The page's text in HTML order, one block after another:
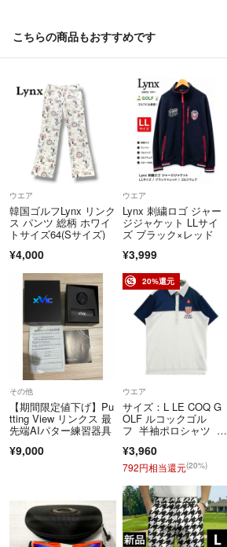
こちらの商品もおすすめです
ウエア
韓国ゴルフLynx リンク
ス パンツ 総柄 ホワイ
トサイズ64(Sサイズ)
¥4,000
ウエア
Lynx 刺繍ロゴ ジャー
ジジャケット LLサイ
ズ ブラック×レッド
¥3,999
その他
【期間限定値下げ】Pu
tting View リンクス 最
先端AIパター練習器具
¥9,000
20%還元
ウエア
サイズ：L LE COQ G
OLF ルコックゴル
フ 半袖ポロシャツ ホ
80] ゴルフウェア メン
ズ ストスト
¥3,960
792円相当還元(20%)